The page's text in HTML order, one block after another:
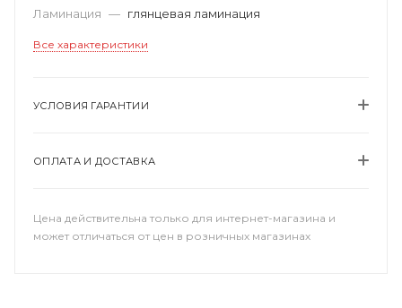
Ламинация — глянцевая ламинация
Все характеристики
УСЛОВИЯ ГАРАНТИИ
ОПЛАТА И ДОСТАВКА
Цена действительна только для интернет-магазина и
может отличаться от цен в розничных магазинах